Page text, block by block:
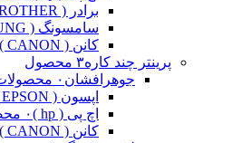
برادر ( BROTHER )
سامسونگ ( SAMSUNG )
کانن ( CANON )
پرینتر چند کاره۳ محصول
جوهرافشان ۰ محصولات
اپسون ( EPSON )
اچ پی ( hp )
۰ محصولات
کانن ( CANON )